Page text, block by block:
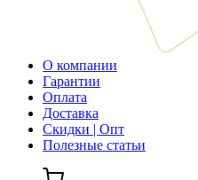
О компании
Гарантии
Оплата
Доставка
Скидки | Опт
Полезные статьи